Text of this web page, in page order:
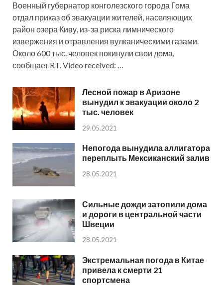
Военный губернатор конголезского города Гома
отдал приказ об эвакуации жителей, населяющих
район озера Киву, из-за риска лимнического
извержения и отравления вулканическими газами.
Около 600 тыс. человек покинули свои дома,
сообщает RT. Video received: …
Лесной пожар в Аризоне
вынудил к эвакуации около 2
тыс. человек
29.05.2021
Непогода вынудила аллигатора
переплыть Мексиканский залив
28.05.2021
Сильные дожди затопили дома
и дороги в центральной части
Швеции
28.05.2021
Экстремальная погода в Китае
привела к смерти 21
спортсмена